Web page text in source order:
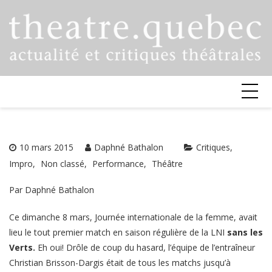
10 mars 2015 Daphné Bathalon
Critiques
Impro
Non classé Performance Théâtre
Par Daphné Bathalon
Ce dimanche 8 mars, Journée internationale de la femme, avait
lieu le tout premier match en saison régulière de la LNI sans les
Verts. Eh oui! Drôle de coup du hasard, l’équipe de l’entraîneur
Christian Brisson-Dargis était de tous les matchs jusqu’à